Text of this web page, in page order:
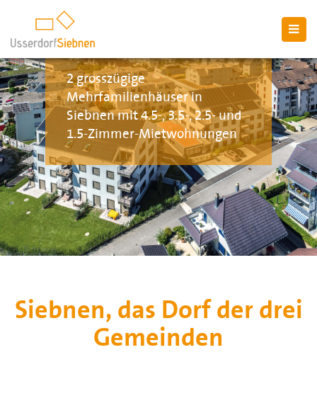
2 grosszügige
Mehrfamilienhäuser in
Siebnen mit 4.5-, 3.5-, 2.5- und
1.5-Zimmer-Mietwohnungen
Siebnen, das Dorf der drei
Gemeinden